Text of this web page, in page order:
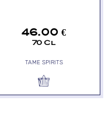
46.00 €
70 Cl
TAME SPIRITS